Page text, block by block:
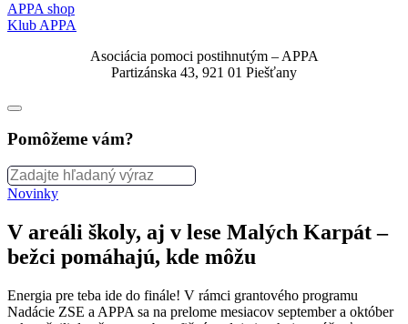
APPA shop
Klub APPA
Asociácia pomoci postihnutým – APPA
Partizánska 43, 921 01 Piešťany
Pomôžeme vám?
Novinky
V areáli školy, aj v lese Malých Karpát –
bežci pomáhajú, kde môžu
Energia pre teba ide do finále! V rámci grantového programu
Nadácie ZSE a APPA sa na prelome mesiacov september a október